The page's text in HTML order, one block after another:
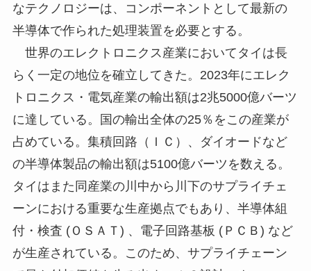
なテクノロジーは、コンポーネントとして最新の
半導体で作られた処理装置を必要とする。
世界のエレクトロニクス産業においてタイは長
らく一定の地位を確立してきた。2023年にエレク
トロニクス・電気産業の輸出額は2兆5000億バーツ
に達している。国の輸出全体の25％をこの産業が
占めている。集積回路（ＩＣ）、ダイオードなど
の半導体製品の輸出額は5100億バーツを数える。
タイはまた同産業の川中から川下のサプライチェ
ーンにおける重要な生産拠点でもあり、半導体組
付・検査 (ＯＳＡＴ) 、電子回路基板 (ＰＣＢ) など
が生産されている。このため、サプライチェーン